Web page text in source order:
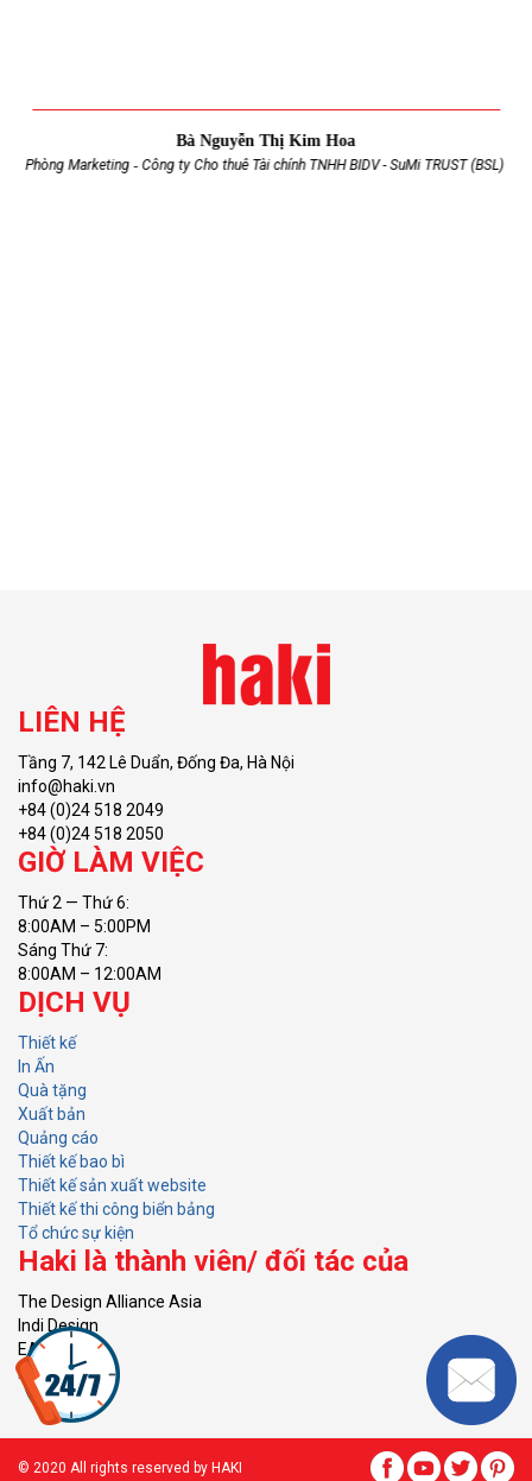
Bà Nguyễn Thị Kim Hoa
Phòng Marketing-Công ty Cho thuê Tài chính TNHH BIDV - SuMi TRUST (BSL)
LIÊN HỆ
Tầng 7, 142 Lê Duẩn, Đống Đa, Hà Nội
info@haki.vn
+84 (0)24 518 2049
+84 (0)24 518 2050
GIỜ LÀM VIỆC
Thứ 2 — Thứ 6:
8:00AM – 5:00PM
Sáng Thứ 7:
8:00AM – 12:00AM
DỊCH VỤ
Thiết kế
In Ấn
Quà tặng
Xuất bản
Quảng cáo
Thiết kế bao bì
Thiết kế sản xuất website
Thiết kế thi công biển bảng
Tổ chức sự kiện
Haki là thành viên/ đối tác của
The Design Alliance Asia
Indi Design
EACG
KVH
© 2020 All rights reserved by HAKI